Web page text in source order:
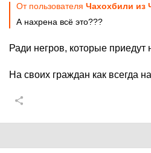
От пользователя Чахохбили из
А нахрена всё это???
Ради негров, которые приедут
На своих граждан как всегда